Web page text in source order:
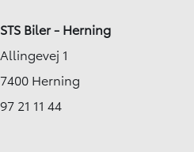
STS Biler - Herning
Allingevej 1
7400 Herning
97 21 11 44